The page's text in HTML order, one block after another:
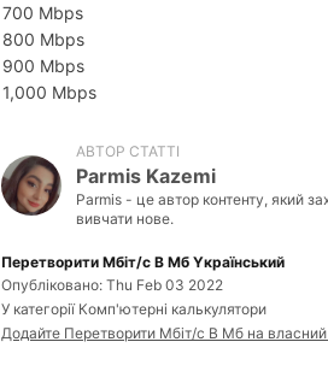
700 Mbps
800 Mbps
900 Mbps
1,000 Mbps
АВТОР СТАТТІ
Parmis Kazemi
Parmis - це автор контенту, який
вивчати нове.
Перетворити Мбіт/с В Мб Yкраїнський
Опубліковано: Thu Feb 03 2022
У категорії Комп'ютерні калькулятори
Додайте Перетворити Мбіт/с В Мб на